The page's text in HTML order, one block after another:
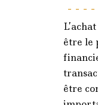
être le
être